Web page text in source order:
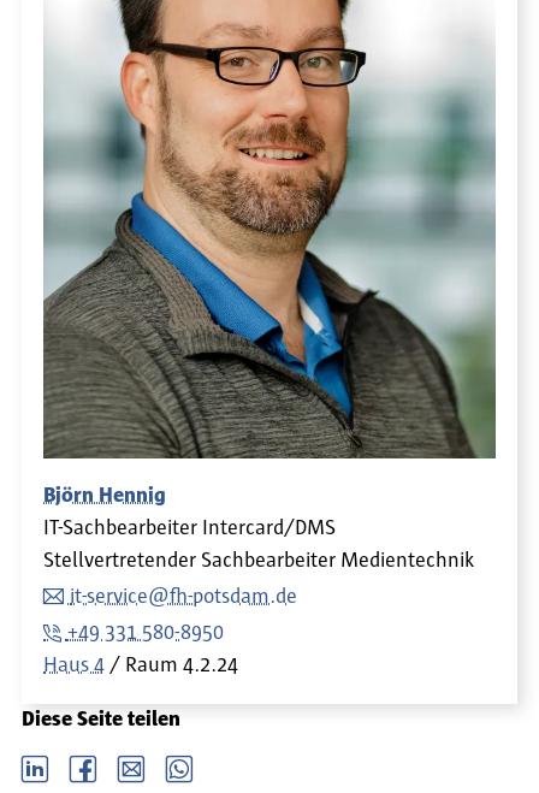
Björn Hennig
IT-Sachbearbeiter Intercard/DMS
Stellvertretender Sachbearbeiter Medientechnik
it-service@fh-potsdam.de
+49 331 580-8950
Haus 4
Raum 4.2.24
Diese Seite teilen
LinkedIn Facebook email Whatsapp